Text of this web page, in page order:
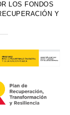
LOS FONDOS
Y